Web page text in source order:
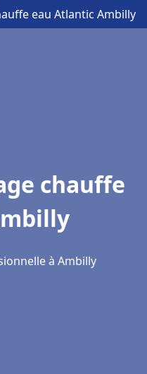
eau Atlantic Ambilly
chauffe
à Ambilly